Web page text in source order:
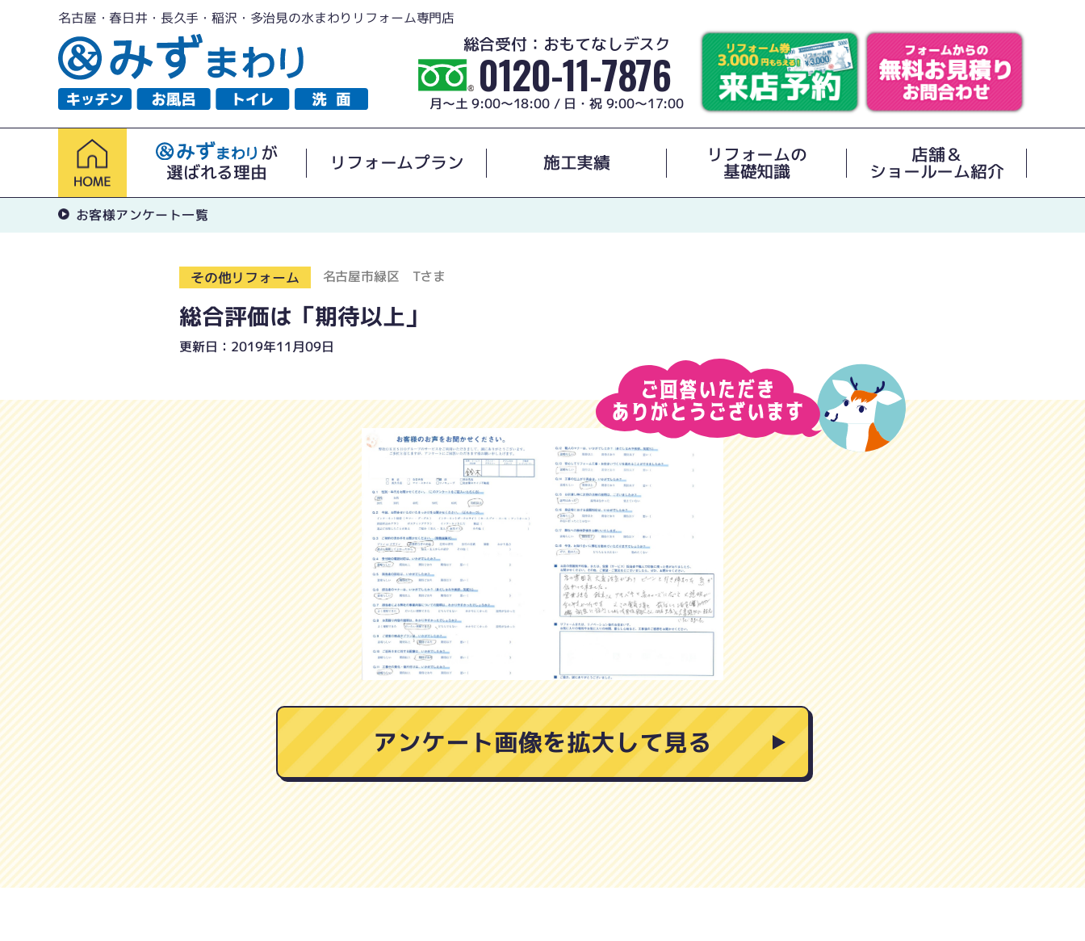
名古屋・春日井・長久手・稲沢・多治見の水まわりリフォーム専門店
総合受付：おもてなしデスク
0120-11-7876
月～土 9:00～18:00 / 日・祝 9:00～17:00
が
選ばれる理由
リフォームプラン 施工実績 リフォームの
基礎知識
店舗＆
ショールーム紹介
お客様アンケート一覧
その他リフォーム 名古屋市緑区 Tさま
総合評価は「期待以上」
更新日：2019年11月09日
アンケート画像を拡大して見る